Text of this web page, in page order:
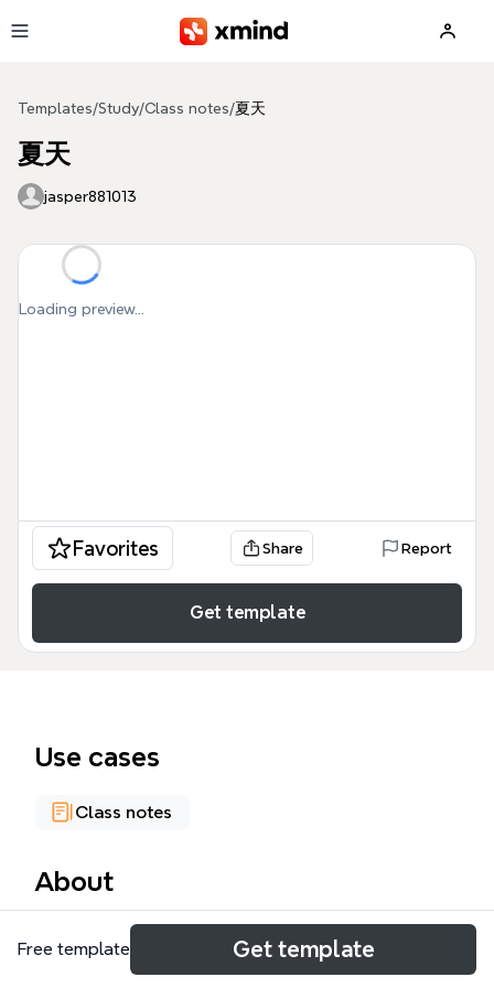
Templates/Study/Class notes/夏天
夏天
jasper881013
Loading preview...
Favorites Share Report
Get template
Use cases
Class notes
About
這份「夏天」心智圖由秀峰國小五年十一班林靖智同學
製作，以44個節點系統化整理夏季生活面向，涵蓋暑
Free template Get template